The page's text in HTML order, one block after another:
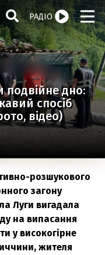
РАДІО
подвійне дно:
спосіб
відео)
розшукового
загону
Луги вигадала
на випасання
у високогірне
жителя